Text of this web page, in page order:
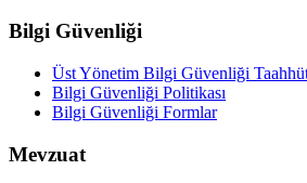
Bilgi Güvenliği
Üst Yönetim Bilgi Güvenliği
Bilgi Güvenliği Politikası
Bilgi Güvenliği Formlar
Mevzuat